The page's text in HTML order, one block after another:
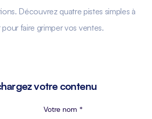
Découvrez quatre pistes simples à
pour faire grimper vos ventes.
votre contenu
Votre nom *